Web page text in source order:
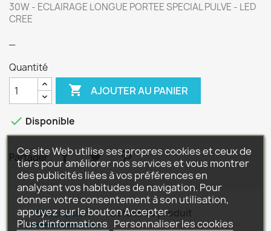
30W - ECLAIRAGE LONGUE PORTEE SPECIAL PULVE - LED
CREE
Quantité
 AJOUTER AU PANIER
 Disponible
Partager
Description Détails du produit
Ce site Web utilise ses propres cookies et ceux de
tiers pour améliorer nos services et vous montrer
des publicités liées à vos préférences en
analysant vos habitudes de navigation. Pour
donner votre consentement à son utilisation,
appuyez sur le bouton Accepter.
Plus d'informations Personnaliser les cookies